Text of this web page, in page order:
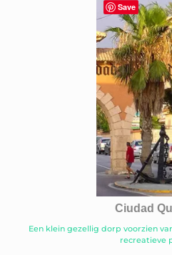
Ciudad
Een klein gezellig dorp voorzien
recreatieve
Save